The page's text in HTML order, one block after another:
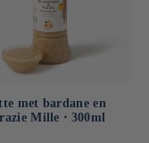
met bardane en
Mille ⋅ 300ml